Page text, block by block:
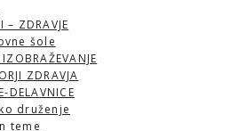
– ZDRAVJE
šole
ZDRAVJA
DELAVNICE
druženje
teme